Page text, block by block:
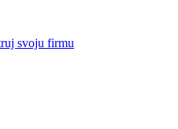
svoju firmu